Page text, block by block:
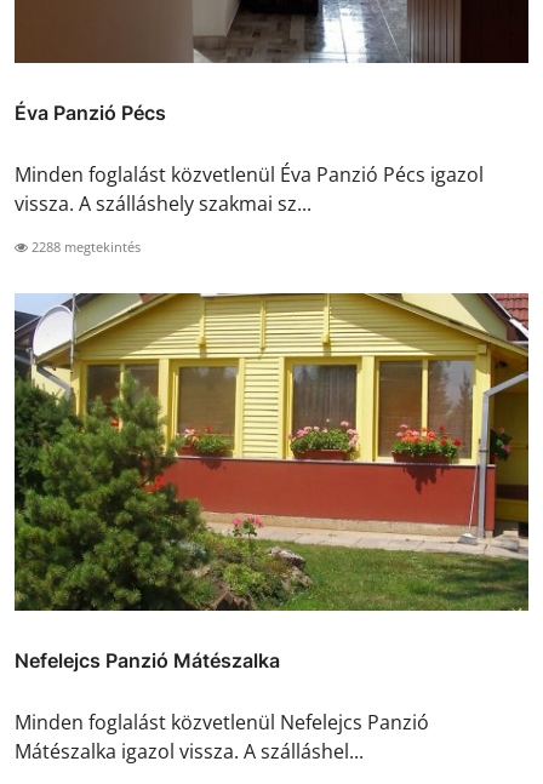
Éva Panzió Pécs
Minden foglalást közvetlenül Éva Panzió Pécs igazol
vissza. A szálláshely szakmai sz...
2288 megtekintés
Nefelejcs Panzió Mátészalka
Minden foglalást közvetlenül Nefelejcs Panzió
Mátészalka igazol vissza. A szálláshel...